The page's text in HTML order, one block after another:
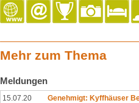
Mehr zum Thema
Meldungen
15.07.20
Genehmigt: Kyffhäuser